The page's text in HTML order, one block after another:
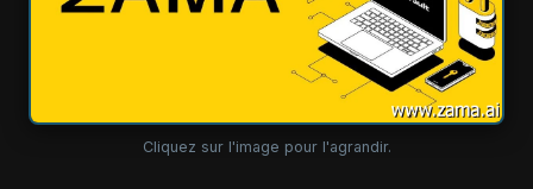
Cliquez sur l'image pour l'agrandir.